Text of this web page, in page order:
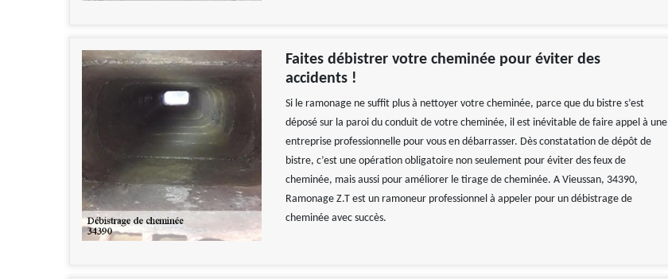
Faites débistrer votre cheminée pour éviter des
accidents !
Si le ramonage ne suffit plus à nettoyer votre cheminée, parce que du bistre s’est
déposé sur la paroi du conduit de votre cheminée, il est inévitable de faire appel à une
entreprise professionnelle pour vous en débarrasser. Dès constatation de dépôt de
bistre, c’est une opération obligatoire non seulement pour éviter des feux de
cheminée, mais aussi pour améliorer le tirage de cheminée. A Vieussan, 34390,
Ramonage Z.T est un ramoneur professionnel à appeler pour un débistrage de
cheminée avec succès.